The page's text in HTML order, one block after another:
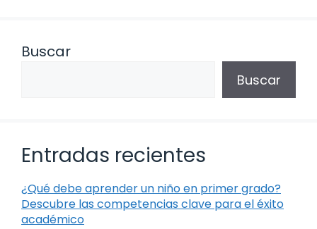
Buscar
Buscar
Entradas recientes
¿Qué debe aprender un niño en primer grado?
Descubre las competencias clave para el éxito
académico